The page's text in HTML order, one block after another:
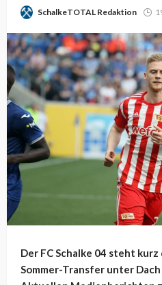
SchalkeTOTAL Redaktion
Der FC Schalke 04 steht
Sommer-Transfer unter